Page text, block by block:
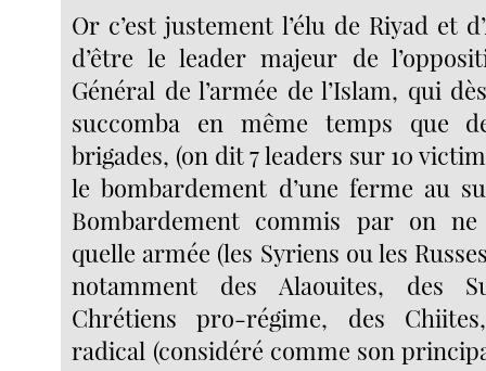
Or c’est justement l’élu de Riyad et
d’être le leader majeur de
Général de l’armée de l’Islam, qui
succomba en même temps que
brigades, (on dit 7 leaders sur 10
le bombardement d’une ferme au
Bombardement commis par on
quelle armée (les Syriens ou les
notamment des Alaouites, des
Chrétiens pro-régime, des
radical (considéré comme son